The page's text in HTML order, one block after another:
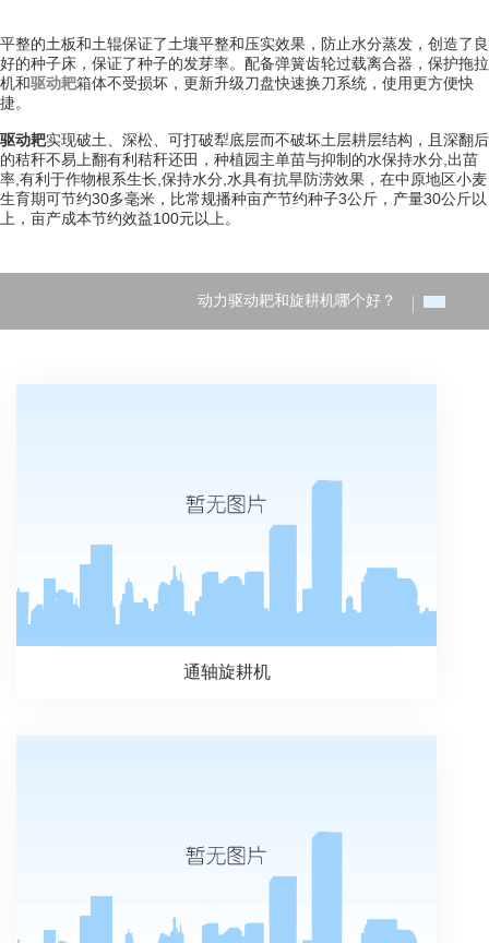
平整的土板和土辊保证了土壤平整和压实效果，防止水分蒸发，创造了良
好的种子床，保证了种子的发芽率。配备弹簧齿轮过载离合器，保护拖拉
机和驱动耙箱体不受损坏，更新升级刀盘快速换刀系统，使用更方便快
捷。
驱动耙实现破土、深松、可打破犁底层而不破坏土层耕层结构，且深翻后
的秸秆不易上翻有利秸秆还田，种植园主单苗与抑制的水保持水分,出苗
率,有利于作物根系生长,保持水分,水具有抗旱防涝效果，在中原地区小麦
生育期可节约30多毫米，比常规播种亩产节约种子3公斤，产量30公斤以
上，亩产成本节约效益100元以上。
动力驱动耙和旋耕机哪个好？
通轴旋耕机